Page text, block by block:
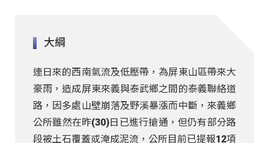
大綱
連日來的西南氣流及低壓帶，為屏東山區帶來大
豪雨，造成屏東來義與泰武鄉之間的泰義聯絡道
路，因多處山壁崩落及野溪暴漲而中斷，來義鄉
公所雖然在昨(30)日已進行搶通，但仍有部分路
段被土石覆蓋或淹成泥流，公所目前已提報12項